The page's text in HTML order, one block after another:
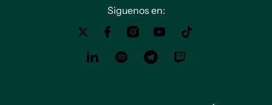
Siguenos en: